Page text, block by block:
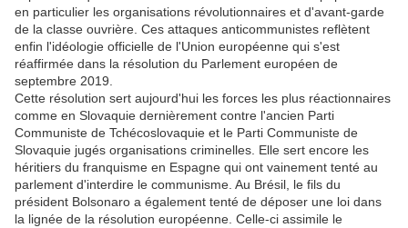
en particulier les organisations révolutionnaires et d'avant-garde
de la classe ouvrière. Ces attaques anticommunistes reflètent
enfin l'idéologie officielle de l'Union européenne qui s'est
réaffirmée dans la résolution du Parlement européen de
septembre 2019.
Cette résolution sert aujourd'hui les forces les plus réactionnaires
comme en Slovaquie dernièrement contre l'ancien Parti
Communiste de Tchécoslovaquie et le Parti Communiste de
Slovaquie jugés organisations criminelles. Elle sert encore les
héritiers du franquisme en Espagne qui ont vainement tenté au
parlement d'interdire le communisme. Au Brésil, le fils du
président Bolsonaro a également tenté de déposer une loi dans
la lignée de la résolution européenne. Celle-ci assimile le